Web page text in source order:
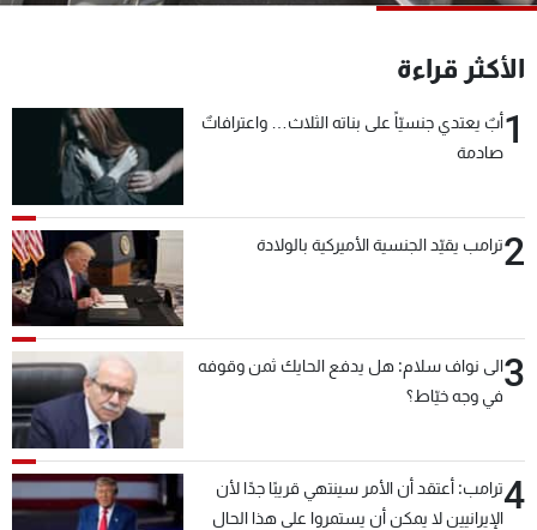
الأكثر قراءة
1أبٌ يعتدي جنسيّاً على بناته الثلاث… واعترافاتٌ
صادمة
2ترامب يقيّد الجنسية الأميركية بالولادة
3الى نواف سلام: هل يدفع الحايك ثمن وقوفه
في وجه خيّاط؟
4ترامب: أعتقد أن الأمر سينتهي قريبًا جدًا لأن
الإيرانيين لا يمكن أن يستمروا على هذا الحال
الإنـتـاج
تواصل معنا